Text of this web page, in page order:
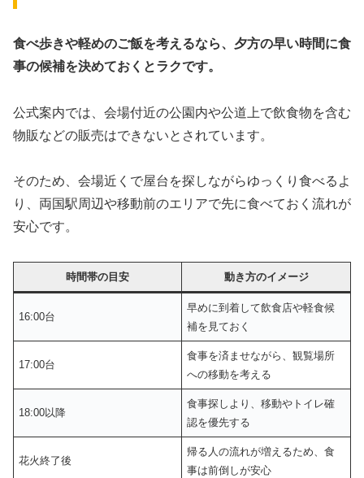
食べ歩きや軽めのご飯を考えるなら、夕方の早い時間に食
事の候補を決めておくとラクです。
公式案内では、会場付近の公園内や公道上で飲食物を含む
物販などの販売はできないとされています。
そのため、会場近くで屋台を探しながらゆっくり食べるよ
り、両国駅周辺や移動前のエリアで先に食べておく流れが
安心です。
時間帯の目安 動き方のイメージ
16:00台
早めに到着して飲食店や軽食候
補を見ておく
17:00台
食事を済ませながら、観覧場所
への移動を考える
18:00以降
食事探しより、移動やトイレ確
認を優先する
花火終了後
帰る人の流れが増えるため、食
事は前倒しが安心